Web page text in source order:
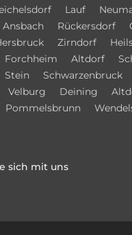
Lauf
Ansbach Rückersdorf
Zirndorf
Forchheim Altdorf
Stein Schwarzenbruck
Velburg Deining
Pommelsbrunn
sich mit uns